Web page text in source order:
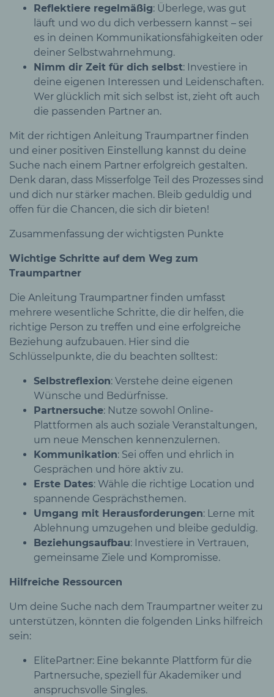
Reflektiere regelmäßig: Überlege, was gut
läuft und wo du dich verbessern kannst – sei
es in deinen Kommunikationsfähigkeiten oder
deiner Selbstwahrnehmung.
Nimm dir Zeit für dich selbst: Investiere in
deine eigenen Interessen und Leidenschaften.
Wer glücklich mit sich selbst ist, zieht oft auch
die passenden Partner an.
Mit der richtigen Anleitung Traumpartner finden
und einer positiven Einstellung kannst du deine
Suche nach einem Partner erfolgreich gestalten.
Denk daran, dass Misserfolge Teil des Prozesses sind
und dich nur stärker machen. Bleib geduldig und
offen für die Chancen, die sich dir bieten!
Zusammenfassung der wichtigsten Punkte
Wichtige Schritte auf dem Weg zum
Traumpartner
Die Anleitung Traumpartner finden umfasst
mehrere wesentliche Schritte, die dir helfen, die
richtige Person zu treffen und eine erfolgreiche
Beziehung aufzubauen. Hier sind die
Schlüsselpunkte, die du beachten solltest:
Selbstreflexion: Verstehe deine eigenen
Wünsche und Bedürfnisse.
Partnersuche: Nutze sowohl Online-
Plattformen als auch soziale Veranstaltungen,
um neue Menschen kennenzulernen.
Kommunikation: Sei offen und ehrlich in
Gesprächen und höre aktiv zu.
Erste Dates: Wähle die richtige Location und
spannende Gesprächsthemen.
Umgang mit Herausforderungen: Lerne mit
Ablehnung umzugehen und bleibe geduldig.
Beziehungsaufbau: Investiere in Vertrauen,
gemeinsame Ziele und Kompromisse.
Hilfreiche Ressourcen
Um deine Suche nach dem Traumpartner weiter zu
unterstützen, könnten die folgenden Links hilfreich
sein:
ElitePartner: Eine bekannte Plattform für die
Partnersuche, speziell für Akademiker und
anspruchsvolle Singles.